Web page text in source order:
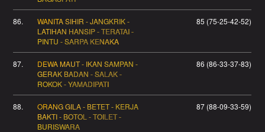
86.
WANITA SIHIR - JANGKRIK -
LATIHAN HANSIP - TERATAI -
PINTU - SARPA KENAKA
85 (75-25-42-52)
87.
DEWA MAUT - IKAN SAMPAN -
GERAK BADAN - SALAK -
ROKOK - YAMADIPATI
86 (86-33-37-83)
88.
ORANG GILA - BETET - KERJA
BAKTI - BOTOL - TOILET -
BURISWARA
87 (88-09-33-59)